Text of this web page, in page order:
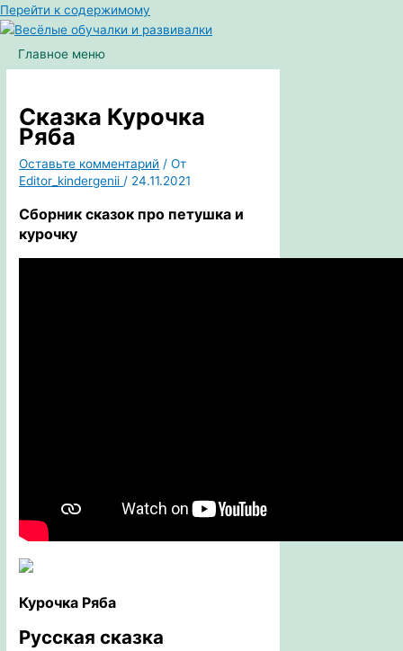
Перейти к содержимому
Главное меню
Сказка Курочка
Ряба
Оставьте комментарий / От
Editor_kindergenii / 24.11.2021
Сборник сказок про петушка и
курочку
Курочка Ряба
Русская сказка